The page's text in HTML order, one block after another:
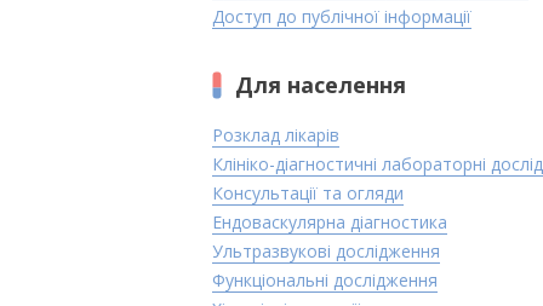
Доступ до публічної інформації
Для населення
Розклад лікарів
Клініко-діагностичні лабораторні
Консультації та огляди
Ендоваскулярна діагностика
Ультразвукові дослідження
Функціональні дослідження